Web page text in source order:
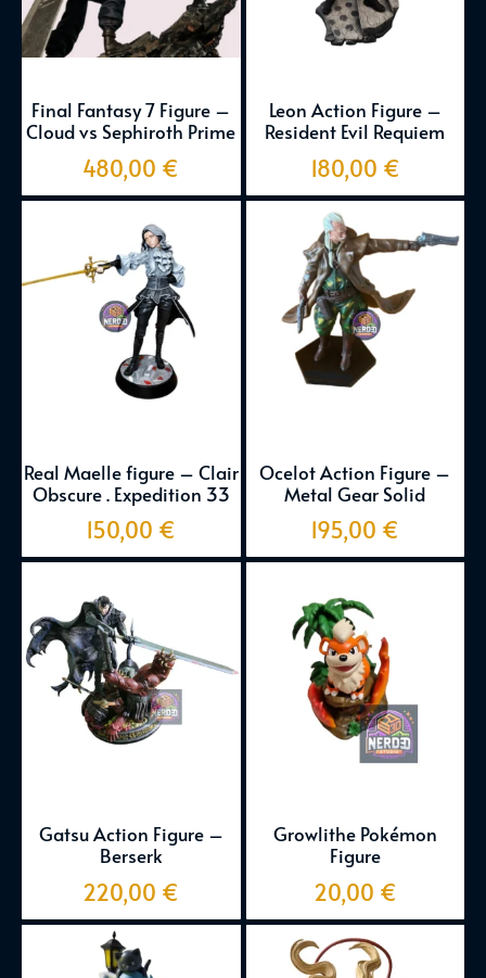
Final Fantasy 7 Figure –
Cloud vs Sephiroth Prime
480,00 €
Leon Action Figure –
Resident Evil Requiem
180,00 €
Real Maelle figure – Clair
Obscure . Expedition 33
150,00 €
Ocelot Action Figure –
Metal Gear Solid
195,00 €
Gatsu Action Figure –
Berserk
220,00 €
Growlithe Pokémon
Figure
20,00 €